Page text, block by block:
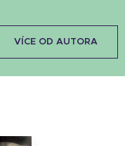
VÍCE OD AUTORA